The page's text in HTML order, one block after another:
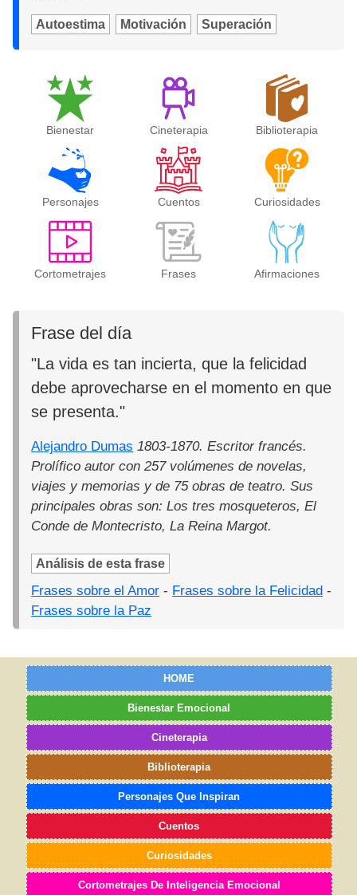
Autoestima Motivación Superación
Bienestar Cineterapia Biblioterapia
Personajes Cuentos Curiosidades
Cortometrajes Frases Afirmaciones
Frase del día
"La vida es tan incierta, que la felicidad
debe aprovecharse en el momento en que
se presenta."
Alejandro Dumas 1803-1870. Escritor francés.
Prolífico autor con 257 volúmenes de novelas,
viajes y memorias y de 75 obras de teatro. Sus
principales obras son: Los tres mosqueteros, El
Conde de Montecristo, La Reina Margot.
Análisis de esta frase
Frases sobre el Amor - Frases sobre la Felicidad -
Frases sobre la Paz
HOME
Bienestar Emocional
Cineterapia
Biblioterapia
Personajes Que Inspiran
Cuentos
Curiosidades
Cortometrajes De Inteligencia Emocional